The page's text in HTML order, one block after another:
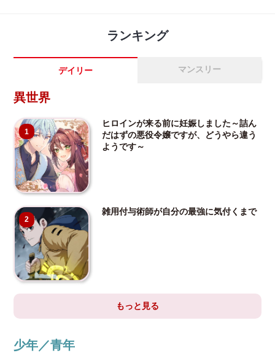
ランキング
デイリー マンスリー
異世界
1
ヒロインが来る前に妊娠しました～詰ん
だはずの悪役令嬢ですが、どうやら違う
ようです～
2
雑用付与術師が自分の最強に気付くまで
もっと見る
少年／青年